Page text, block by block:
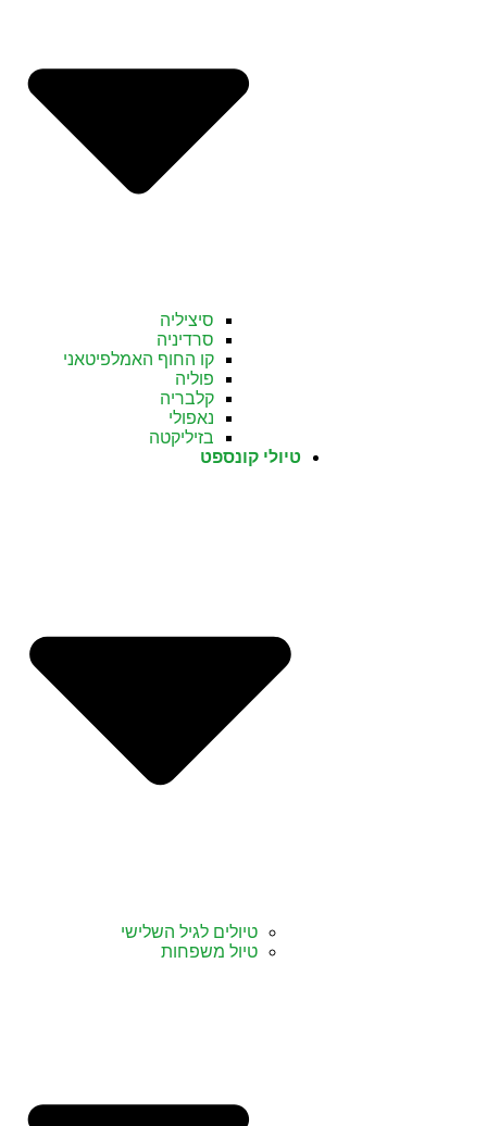
סיציליה
סרדיניה
קו החוף האמלפיטאני
פוליה
קלבריה
נאפולי
בזיליקטה
טיולי קונספט
טיולים לגיל השלישי
טיול משפחות